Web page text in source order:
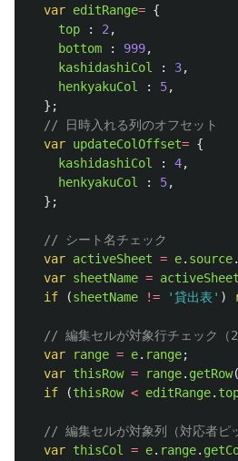
var editRange= {
top
: 2,
bottom
: 999,
kashidashiCol
: 3,
henkyakuCol
: 5,
};
// 日時入れる列のオフセット
var updateColOffset= {
kashidashiCol
: 4,
henkyakuCol
: 5,
};
// シート名チェック
var activeSheet = e. source.
var sheetName = activeSheet
if
(sheetName != '貸出表 ' )
// 編集セルが対象行チェック（2
var
range = e. range;
var thisRow = range. getRow
if
(thisRow < editRange.
// 編集セルが対象列（対応者ピ
var thisCol = e. range.